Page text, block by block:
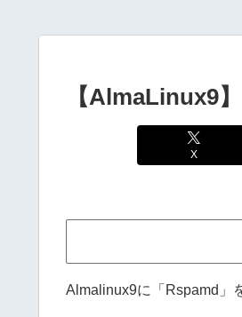
【AlmaLinux9
X
Almalinux9に「Rspamd」